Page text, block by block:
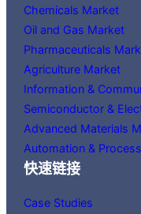
Chemicals Market
Oil and Gas Market
Pharmaceuticals
Agriculture Market
Information &
Semiconductor &
Advanced Materials
Automation &
快速链接
Case Studies